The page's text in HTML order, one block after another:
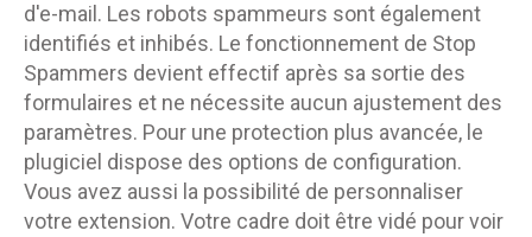
d'e-mail. Les robots spammeurs sont également
identifiés et inhibés. Le fonctionnement de Stop
Spammers devient effectif après sa sortie des
formulaires et ne nécessite aucun ajustement des
paramètres. Pour une protection plus avancée, le
plugiciel dispose des options de configuration.
Vous avez aussi la possibilité de personnaliser
votre extension. Votre cadre doit être vidé pour voir